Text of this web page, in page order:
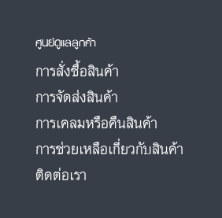
ศูนย์ดูแลลูกค้า
การสั่งซื้อสินค้า
การจัดส่งสินค้า
การเคลมหรือคืนสินค้า
การช่วยเหลือเกี่ยวกับสินค้า
ติดต่อเรา